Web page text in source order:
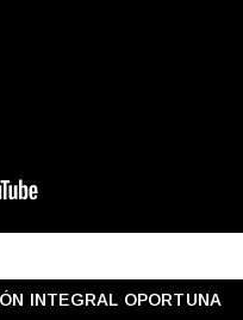
INTEGRAL OPORTUNA